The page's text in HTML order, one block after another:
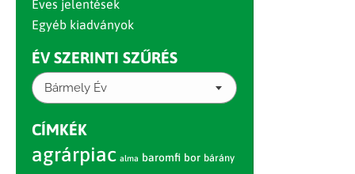
Éves jelentések
Egyéb kiadványok
ÉV SZERINTI SZŰRÉS
Bármely Év
CÍMKÉK
agrárpiac alma baromfi bor bárány